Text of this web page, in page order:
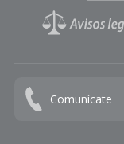
Comunícate